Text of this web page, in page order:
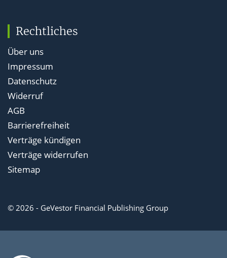
Rechtliches
Über uns
Impressum
Datenschutz
Widerruf
AGB
Barrierefreiheit
Verträge kündigen
Verträge widerrufen
Sitemap
© 2026 - GeVestor Financial Publishing Group